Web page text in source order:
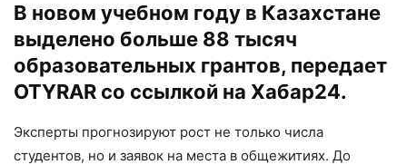
В новом учебном году в Казахстане
выделено больше 88 тысяч
образовательных грантов, передает
OTYRAR со ссылкой на Хабар24.
Эксперты прогнозируют рост не только числа
студентов, но и заявок на места в общежитиях. До